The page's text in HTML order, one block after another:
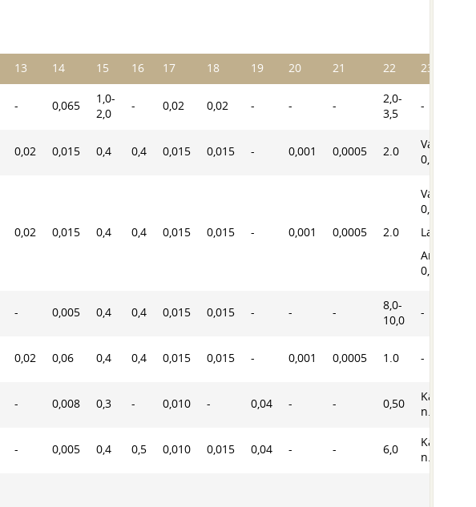
13 14 15 16 17 18 19 20 21 22 23
- 0,065
1,0-
2,0
- 0,02 0,02 - - -
2,0-
3,5
-
0,02 0,015 0,4 0,4 0,015 0,015 - 0,001 0,0005 2.0
Vanadium
0,5-1,0
0,02 0,015 0,4 0,4 0,015 0,015 - 0,001 0,0005 2.0
Vanadium
0,5-1,0
Lanthan
0,01
- 0,005 0,4 0,4 0,015 0,015 - - -
8,0-
10,0
-
0,02 0,06 0,4 0,4 0,015 0,015 - 0,001 0,0005 1.0 -
- 0,008 0,3 - 0,010 - 0,04 - - 0,50
Kalzium
n.b. 0,02
- 0,005 0,4 0,5 0,010 0,015 0,04 - - 6,0
Kalzium
n.b. 0,02